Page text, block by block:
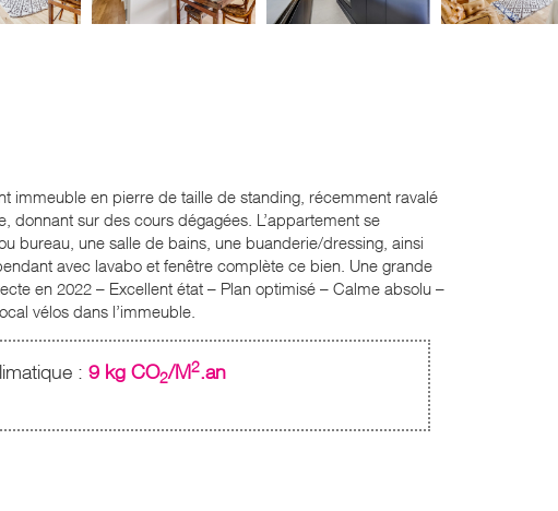
immeuble en pierre de taille de standing, récemment ravalé
donnant sur des cours dégagées. L’appartement se
bureau, une salle de bains, une buanderie/dressing, ainsi
avec lavabo et fenêtre complète ce bien. Une grande
en 2022 – Excellent état – Plan optimisé – Calme absolu –
vélos dans l’immeuble.
: 9 kg CO2/M2.an